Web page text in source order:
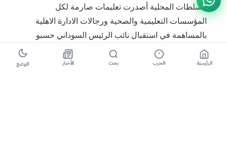
الرئيسية الحرب بحث الأخبار الوضع
السلطات المحلية أصدرت تعليمات صارمة لكل
المؤسسات التعليمية والصحية ورجالات الادارة الاهلية
بالمساهمة في استقبال نائب الرئيس السوداني حسبو
عبدالرحمن الذي وصل المدينة صباح اليوم (الثلاثاء).